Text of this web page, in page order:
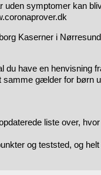
uden symptomer kan
Kaserner i
du have en henvisning
samme gælder for børn
liste over,
og teststed, og